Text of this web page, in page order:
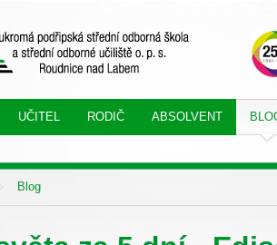
UČITEL RODIČ ABSOLVENT
Blog